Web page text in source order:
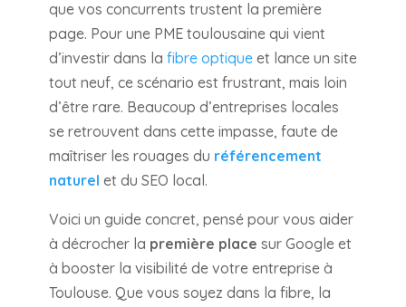
que vos concurrents trustent la première
page. Pour une PME toulousaine qui vient
d’investir dans la fibre optiqueet lance un site
tout neuf, ce scénario est frustrant, mais loin
d’être rare. Beaucoup d’entreprises locales
se retrouvent dans cette impasse, faute de
maîtriser les rouages du référencement
naturel et du SEO local.
Voici un guide concret, pensé pour vous aider
à décrocher la première place sur Google et
à booster la visibilité de votre entreprise à
Toulouse. Que vous soyez dans la fibre, la